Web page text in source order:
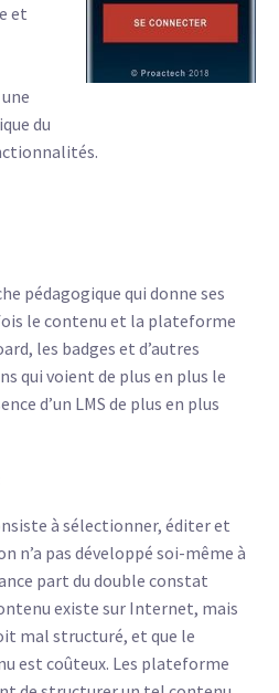
et
du
pédagogique qui donne ses
le contenu et la plateforme
les badges et d’autres
qui voient de plus en plus le
d’un LMS de plus en plus
à sélectionner, éditer et
n’a pas développé soi-même à
part du double constat
existe sur Internet, mais
mal structuré, et que le
est coûteux. Les plateforme